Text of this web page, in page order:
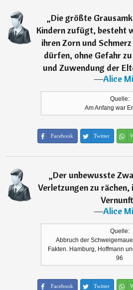
„Die größte
Kindern zufügt, besteht
ihren Zorn und
dürfen, ohne Gefahr
und Zuwendung der
―Alice
Quelle:
Am Anfang war
Facebook Twitter
„Der unbewusste
Verletzungen zu
―Alice
Quelle:
Abbruch der
Fakten. Hamburg, Hoffmann
96
Facebook Twitter